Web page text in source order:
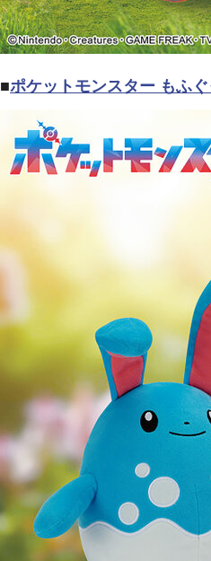
■ポケットモンスター もふ